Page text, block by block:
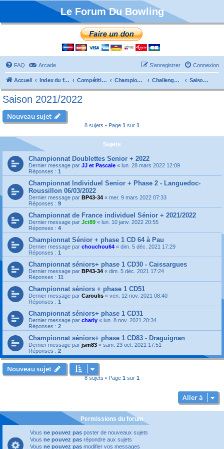
Le Forum Du Bowling
FAQ Arcade Connexion
S’enregistrer
Accueil Index du forum Compétitions Championnats de France Challenge Vétérans Saison 2021/2022
Saison 2021/2022
Nouveau sujet
8 sujets • Page 1 sur 1
Sujets
Championnat Doublettes Senior + 2022
Dernier message par JJ et Pascale « lun. 28 mars 2022 12:09
Réponses : 1
Championnat Individuel Senior + Phase 2 - Languedoc-
Roussillon 06/03/2022
Dernier message par BP43-34 « mer. 9 mars 2022 07:33
Réponses : 9
Championnat de France individuel Sénior + 2021/2022
Dernier message par Jct89 « lun. 10 janv. 2022 20:55
Réponses : 4
Championnat Sénior + phase 1 CD 64 à Pau
Dernier message par chouchou64 « dim. 5 déc. 2021 17:29
Réponses : 1
Championnat séniors+ phase 1 CD30 - Caissargues
Dernier message par BP43-34 « dim. 5 déc. 2021 17:24
Réponses : 11
Championnat séniors + phase 1 CD51
Dernier message par Caroulis « ven. 12 nov. 2021 08:40
Réponses : 1
Championnat séniors+ phase 1 CD31
Dernier message par charly « lun. 8 nov. 2021 20:34
Réponses : 2
Championnat séniors+ phase 1 CD83 - Draguignan
Dernier message par jsm83 « sam. 23 oct. 2021 17:51
Réponses : 2
Nouveau sujet
8 sujets • Page 1 sur 1
Aller à
Permissions du forum
Vous ne pouvez pas poster de nouveaux sujets
Vous ne pouvez pas répondre aux sujets
Vous ne pouvez pas modifier vos messages